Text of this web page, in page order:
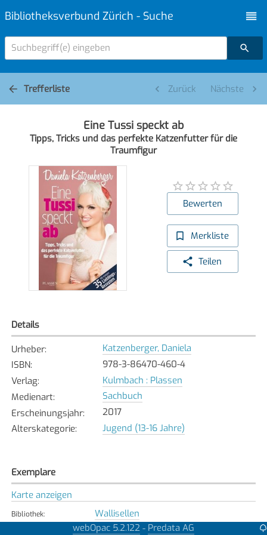
Bibliotheksverbund Zürich - Suche
Suchbegriff(e) eingeben
Trefferliste Zurück Nächste
Eine Tussi speckt ab
Tipps, Tricks und das perfekte Katzenfutter für die
Traumfigur
Bewerten
Merkliste
Teilen
Details
Urheber:
Katzenberger, Daniela
ISBN:
978-3-86470-460-4
Verlag:
Kulmbach : Plassen
Medienart:
Sachbuch
Erscheinungsjahr:
2017
Alterskategorie: Jugend (13-16 Jahre)
Exemplare
Karte anzeigen
Bibliothek: Wallisellen
Verfügbar
webOpac 5.2.122 - Predata AG